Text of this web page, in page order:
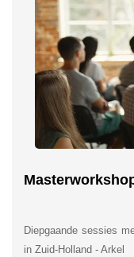
Diepgaande sessies
in Zuid-Holland - Arkel